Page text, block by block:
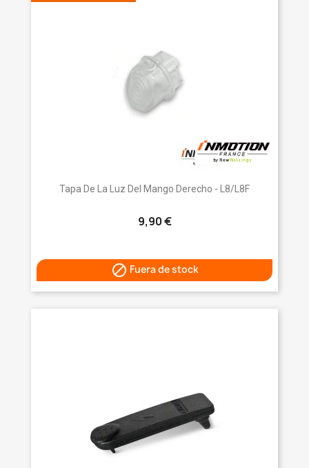
Tapa De La Luz Del Mango Derecho - L8/L8F
9,90 €
 Fuera de stock